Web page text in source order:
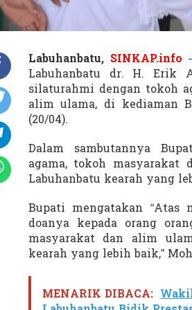
Labuhanbatu, SINKAP.info
Labuhanbatu dr. H. Erik
silaturahmi dengan tokoh
alim ulama, di kediaman
(20/04).
Dalam sambutannya
agama, tokoh
Labuhanbatu kearah yang
Bupati mengatakan “Atas
doanya kepada orang
masyarakat dan alim
kearah yang lebih baik,”
MENARIK DIBACA: